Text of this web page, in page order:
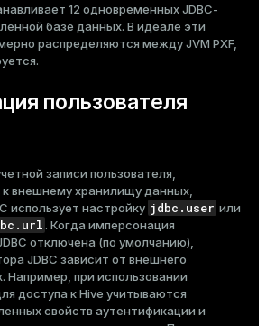
12 одновременных JDBC-
базе данных. В идеале эти
распределяются между JVM PXF,
пользователя
записи пользователя,
внешнему хранилищу данных,
использует настройку jdbc.user или
. Когда имперсонация
отключена (по умолчанию),
JDBC зависит от внешнего
при использовании
доступа к Hive учитываются
свойств аутентификации и